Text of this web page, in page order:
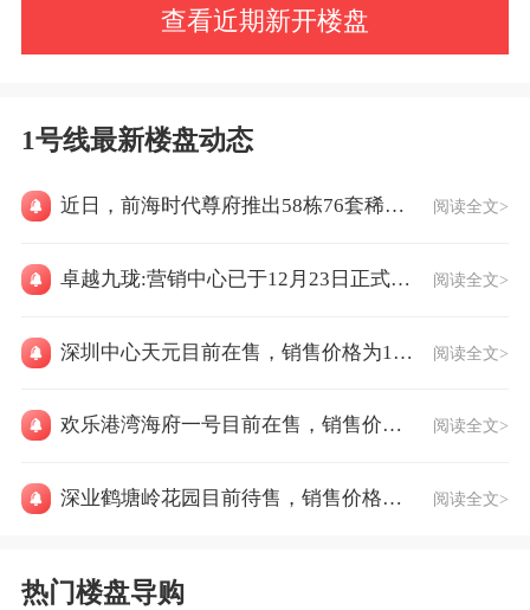
查看近期新开楼盘
1号线最新楼盘动态
近日，前海时代尊府推出58栋76套稀缺房源 阅读全文>
卓越九珑:营销中心已于12月23日正式开放。 阅读全文>
深圳中心天元目前在售，销售价格为116700元/㎡ 阅读全文>
欢乐港湾海府一号目前在售，销售价格为80000元/㎡ 阅读全文>
深业鹤塘岭花园目前待售，销售价格为价格待定 阅读全文>
热门楼盘导购